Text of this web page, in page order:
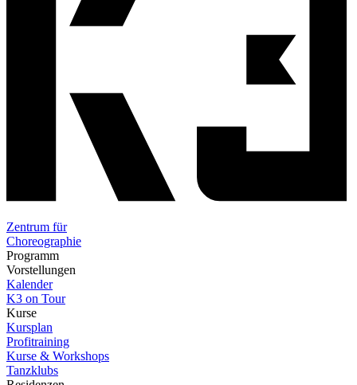
Zentrum für
Choreographie
Programm
Vorstellungen
Kalender
K3 on Tour
Kurse
Kursplan
Profitraining
Kurse & Workshops
Tanzklubs